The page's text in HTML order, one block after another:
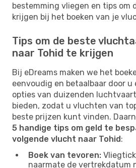
bestemming vliegen en tips om
krijgen bij het boeken van je
Tips om de beste
naar Tohid te krijgen
Bij eDreams maken we het
eenvoudig en betaalbaar door u
opties van duizenden
bieden, zodat u vluchten van
beste prijzen kunt vinden.
5 handige tips om geld te
volgende vlucht naar Tohid:
Boek van tevoren:
naarmate de vertrekdatum